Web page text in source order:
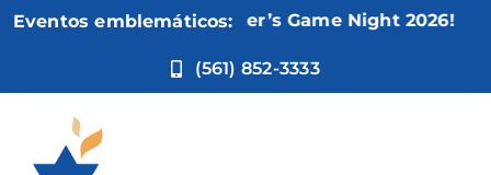
Eventos emblemáticos:
Nov 5:Not Your Mother’s Game Night 2026!
(561) 852-3333